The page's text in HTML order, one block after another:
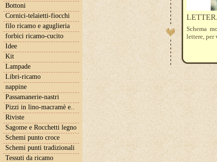
Bottoni
Cornici-telaietti-fiocchi
filo ricamo e aguglieria
forbici ricamo-cucito
Idee
Kit
Lampade
Libri-ricamo
nappine
Passamanerie-nastri
Pizzi in lino-macramè e..
Riviste
Sagome e Rocchetti legno
Schemi punto croce
Schemi punti tradizionali
Tessuti da ricamo
Schema
lettere, per